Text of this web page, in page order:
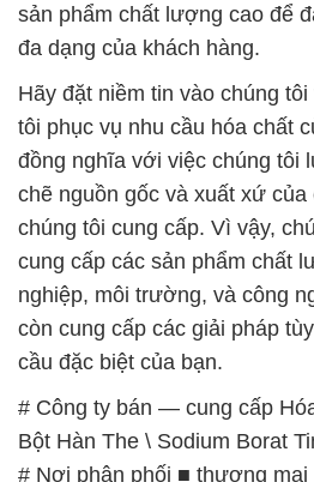
đồng nghĩa với việc chúng tôi
chẽ nguồn gốc và xuất xứ của
chúng tôi cung cấp. Vì vậy,
cung cấp các sản phẩm chất
nghiệp, môi trường, và công
còn cung cấp các giải pháp
cầu đặc biệt của bạn.
# Công ty bán — cung cấp
Bột Hàn The \ Sodium Borat
# Nơi phân phối ■ thương mại
Nghiệp Bột Hàn The \ Sodium
# Địa chỉ chuyên kinh doanh ß
Công Nghiệp Bột Hàn The \
# Nơi cung ứng ≤ phân phối